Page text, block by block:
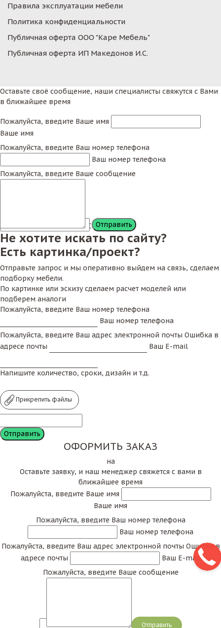
Правила эксплуатации мебели
Политика конфиденциальности
Публичная оферта ООО "Каре Мебель"
Публичная оферта ИП Македонов И.С.
Оставьте своё сообщение, наши специалисты свяжутся с Вами
в ближайшее время
Пожалуйста, введите Ваше имя
Ваше имя
Пожалуйста, введите Ваш номер телефона
Ваш номер телефона
Пожалуйста, введите Ваше сообщение
Сообщение
Не хотите искать по сайту?
Есть картинка/проект?
Отправьте запрос и мы оперативно выйдем на связь, сделаем
подборку мебели.
По картинке или эскизу сделаем расчет моделей или
подберем аналоги
Пожалуйста, введите Ваш номер телефона
Ваш номер телефона
Пожалуйста, введите Ваш адрес электронной почты Ошибка в
адресе почты
Ваш E-mail
Напишите количество, сроки, дизайн и т.д.
Прикрепить файлы
ОФОРМИТЬ ЗАКАЗ
на
Оставьте заявку, и наш менеджер свяжется с вами в
ближайшее время
Пожалуйста, введите Ваше имя
Ваше имя
Пожалуйста, введите Ваш номер телефона
Ваш номер телефона
Пожалуйста, введите Ваш адрес электронной почты Ошибка в
адресе почты
Ваш E-mail
Пожалуйста, введите Ваше сообщение
Сообщение